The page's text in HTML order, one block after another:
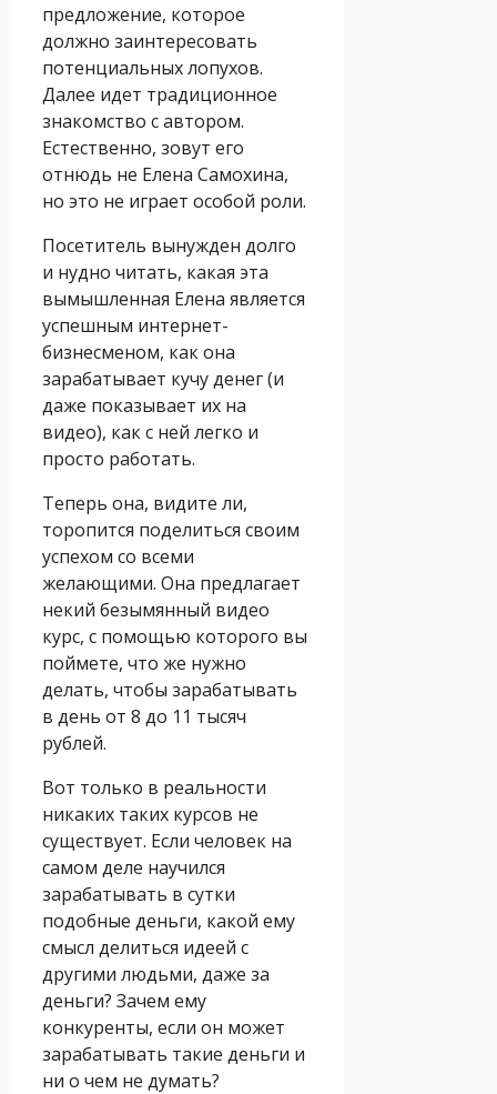
предложение, которое
должно заинтересовать
потенциальных лопухов.
Далее идет традиционное
знакомство с автором.
Естественно, зовут его
отнюдь не Елена Самохина,
но это не играет особой роли.
Посетитель вынужден долго
и нудно читать, какая эта
вымышленная Елена является
успешным интернет-
бизнесменом, как она
зарабатывает кучу денег (и
даже показывает их на
видео), как с ней легко и
просто работать.
Теперь она, видите ли,
торопится поделиться своим
успехом со всеми
желающими. Она предлагает
некий безымянный видео
курс, с помощью которого вы
поймете, что же нужно
делать, чтобы зарабатывать
в день от 8 до 11 тысяч
рублей.
Вот только в реальности
никаких таких курсов не
существует. Если человек на
самом деле научился
зарабатывать в сутки
подобные деньги, какой ему
смысл делиться идеей с
другими людьми, даже за
деньги? Зачем ему
конкуренты, если он может
зарабатывать такие деньги и
ни о чем не думать?